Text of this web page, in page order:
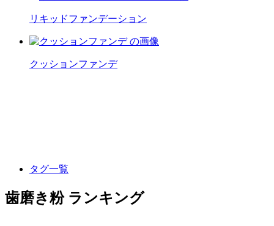
リキッドファンデーション
クッションファンデ
タグ一覧
歯磨き粉 ランキング